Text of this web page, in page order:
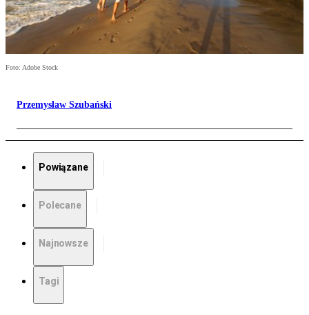
Foto: Adobe Stock
Przemysław Szubański
Powiązane
Polecane
Najnowsze
Tagi